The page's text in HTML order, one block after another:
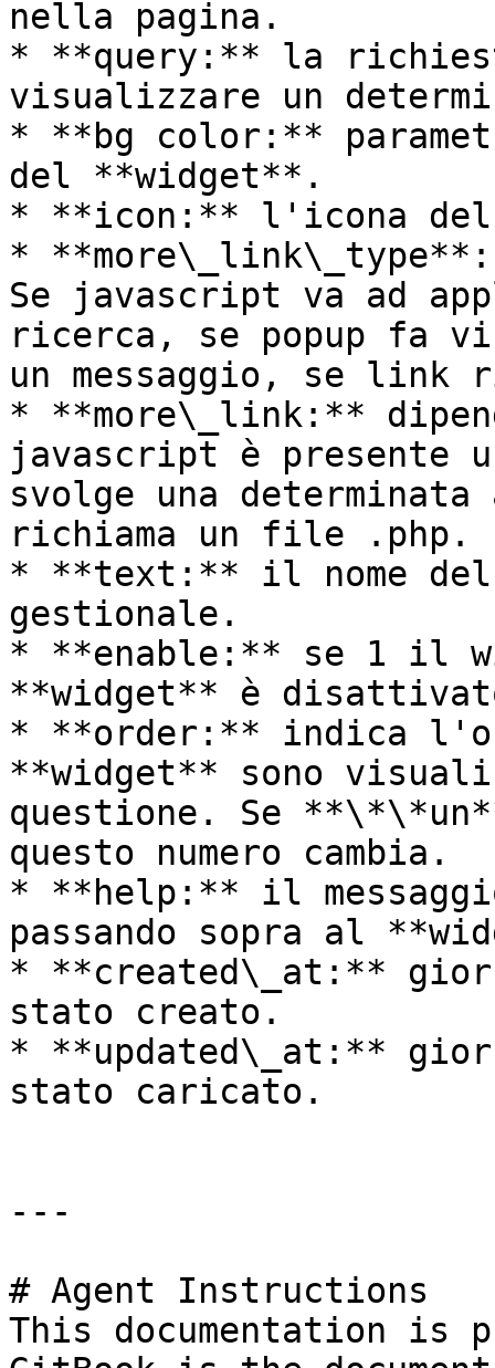
nella pagina.
* **query:** la
visualizzare un
* **bg color:**
del **widget**.
* **icon:** l'icona
*
Se javascript va ad
ricerca, se popup fa
un messaggio, se link
* **more\_link:**
javascript è presente
svolge una
richiama un file .php.
* **text:** il nome
gestionale.
* **enable:** se 1 il
**widget** è
* **order:** indica
**widget** sono
questione. Se
questo numero cambia.
* **help:** il
passando sopra al
* **created\_at:**
stato creato.
* **updated\_at:**
stato caricato.
---
# Agent Instructions
This documentation is